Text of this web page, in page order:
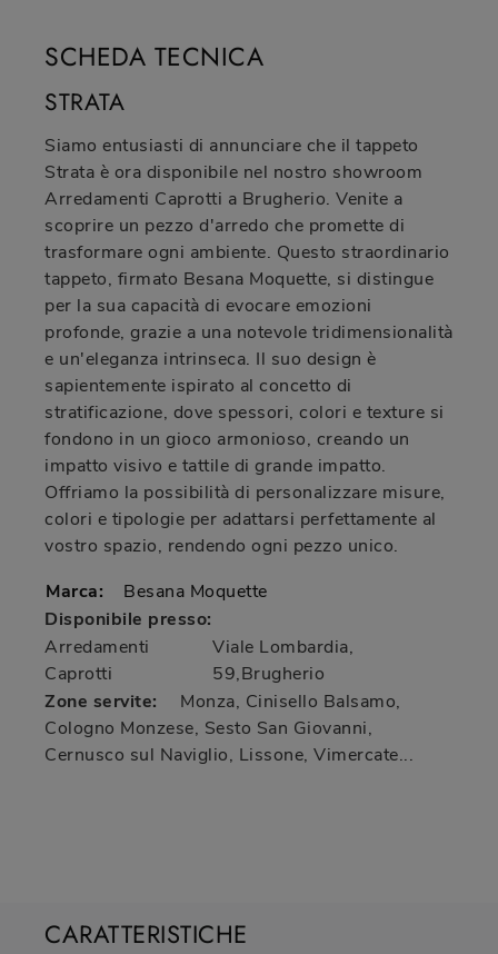
SCHEDA TECNICA
STRATA
Siamo entusiasti di annunciare che il tappeto
Strata è ora disponibile nel nostro showroom
Arredamenti Caprotti a Brugherio. Venite a
scoprire un pezzo d'arredo che promette di
trasformare ogni ambiente. Questo straordinario
tappeto, firmato Besana Moquette, si distingue
per la sua capacità di evocare emozioni
profonde, grazie a una notevole tridimensionalità
e un'eleganza intrinseca. Il suo design è
sapientemente ispirato al concetto di
stratificazione, dove spessori, colori e texture si
fondono in un gioco armonioso, creando un
impatto visivo e tattile di grande impatto.
Offriamo la possibilità di personalizzare misure,
colori e tipologie per adattarsi perfettamente al
vostro spazio, rendendo ogni pezzo unico.
Marca:
Besana Moquette
Disponibile presso:
Arredamenti
Caprotti
Viale Lombardia,
59,Brugherio
Zone servite:
Monza, Cinisello Balsamo,
Cologno Monzese, Sesto San Giovanni,
Cernusco sul Naviglio, Lissone, Vimercate...
CARATTERISTICHE